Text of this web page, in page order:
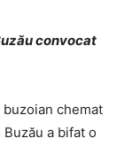
convocat
chemat
a bifat o